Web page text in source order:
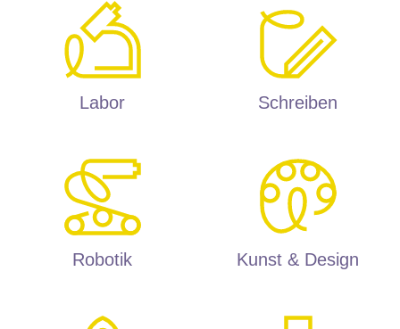
Labor Schreiben
Robotik Kunst & Design